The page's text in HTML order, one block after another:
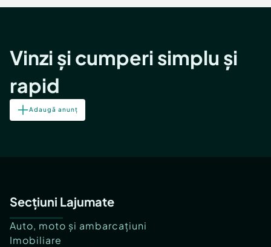
Vinzi și cumperi simplu și
rapid
Adaugă anunț
Secțiuni Lajumate
Auto, moto și ambarcațiuni
Imobiliare